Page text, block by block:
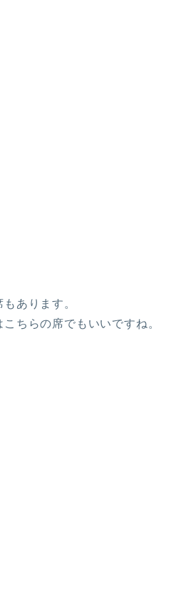
あります。
ちらの席でもいいですね。